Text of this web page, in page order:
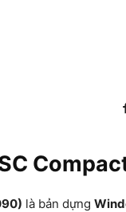
là bản dựng